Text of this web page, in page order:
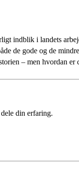
indblik i landets
de gode og de
– men hvordan
din erfaring.